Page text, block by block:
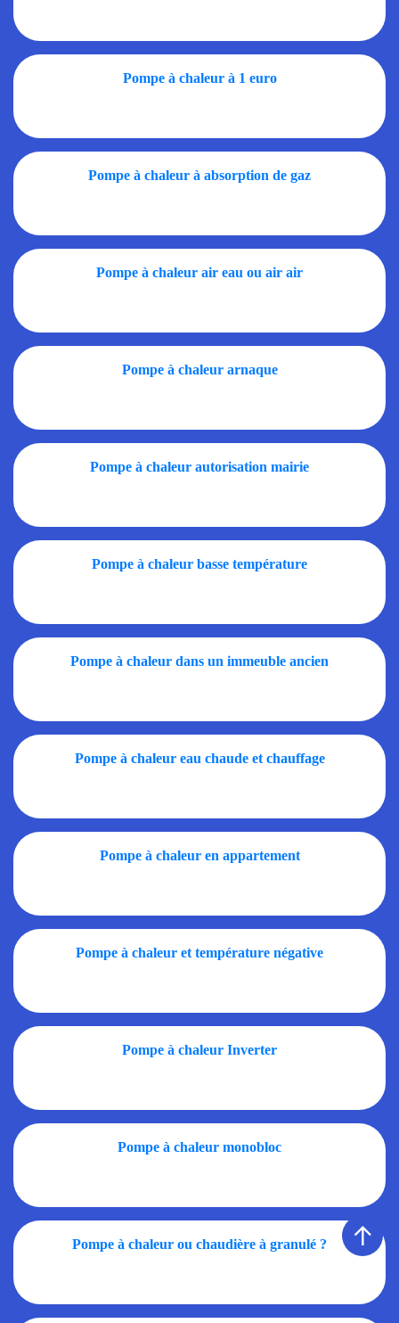
Pompe à chaleur à 1 euro
Pompe à chaleur à absorption de gaz
Pompe à chaleur air eau ou air air
Pompe à chaleur arnaque
Pompe à chaleur autorisation mairie
Pompe à chaleur basse température
Pompe à chaleur dans un immeuble ancien
Pompe à chaleur eau chaude et chauffage
Pompe à chaleur en appartement
Pompe à chaleur et température négative
Pompe à chaleur Inverter
Pompe à chaleur monobloc
Pompe à chaleur ou chaudière à granulé ? ↑